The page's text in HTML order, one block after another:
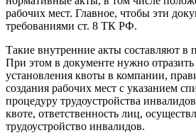
рабочих мест. Главное, чтобы эти
требованиями ст. 8 ТК РФ.
Такие внутренние акты составляют в
При этом в документе нужно
установления квоты в компании,
создания рабочих мест с указанием
процедуру трудоустройства
квоте, ответственность лиц,
трудоустройство инвалидов.